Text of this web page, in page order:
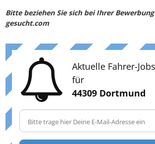
Bitte beziehen Sie sich bei Ihrer
gesucht.com
Aktuelle Fahrer-
für
44309 Dortmund